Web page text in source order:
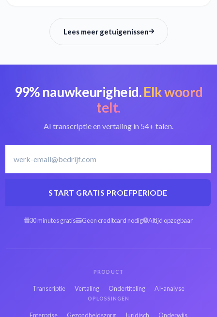
Lees meer getuigenissen
99% nauwkeurigheid.Elk woord
telt.
AI transcriptie en vertaling in 54+ talen.
START GRATIS PROEFPERIODE
30 minutes gratis Geen creditcard nodig Altijd opzegbaar
PRODUCT
Transcriptie Vertaling Ondertiteling AI-analyse
OPLOSSINGEN
Enterprise Gezondheidszorg Juridisch Onderwijs